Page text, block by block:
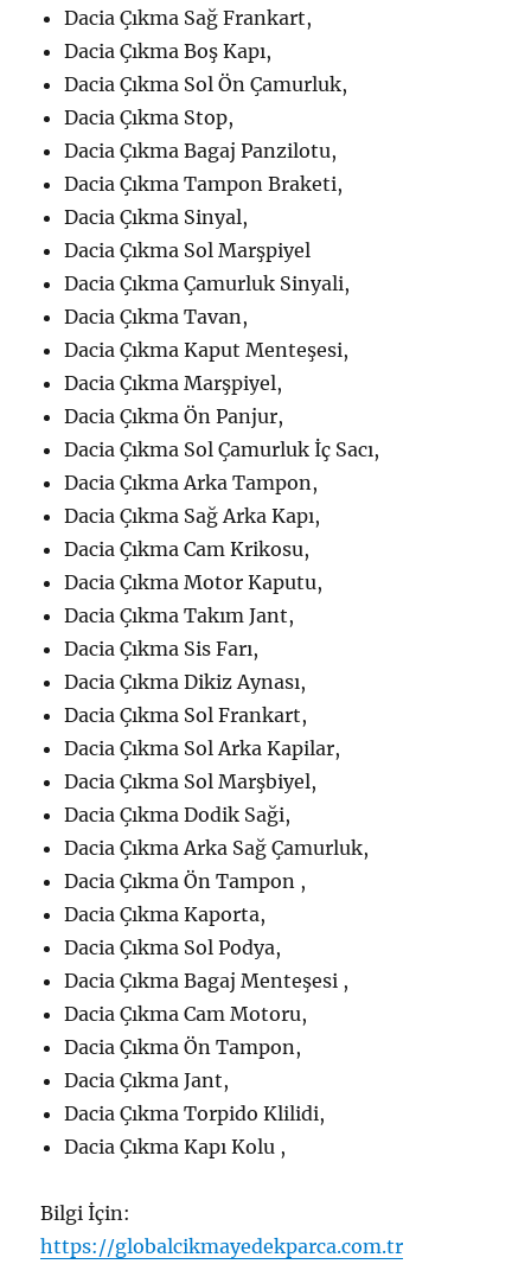
Dacia Çıkma Sağ Frankart,
Dacia Çıkma Boş Kapı,
Dacia Çıkma Sol Ön Çamurluk,
Dacia Çıkma Stop,
Dacia Çıkma Bagaj Panzilotu,
Dacia Çıkma Tampon Braketi,
Dacia Çıkma Sinyal,
Dacia Çıkma Sol Marşpiyel
Dacia Çıkma Çamurluk Sinyali,
Dacia Çıkma Tavan,
Dacia Çıkma Kaput Menteşesi,
Dacia Çıkma Marşpiyel,
Dacia Çıkma Ön Panjur,
Dacia Çıkma Sol Çamurluk İç Sacı,
Dacia Çıkma Arka Tampon,
Dacia Çıkma Sağ Arka Kapı,
Dacia Çıkma Cam Krikosu,
Dacia Çıkma Motor Kaputu,
Dacia Çıkma Takım Jant,
Dacia Çıkma Sis Farı,
Dacia Çıkma Dikiz Aynası,
Dacia Çıkma Sol Frankart,
Dacia Çıkma Sol Arka Kapilar,
Dacia Çıkma Sol Marşbiyel,
Dacia Çıkma Dodik Saği,
Dacia Çıkma Arka Sağ Çamurluk,
Dacia Çıkma Ön Tampon ,
Dacia Çıkma Kaporta,
Dacia Çıkma Sol Podya,
Dacia Çıkma Bagaj Menteşesi ,
Dacia Çıkma Cam Motoru,
Dacia Çıkma Ön Tampon,
Dacia Çıkma Jant,
Dacia Çıkma Torpido Klilidi,
Dacia Çıkma Kapı Kolu ,
Bilgi İçin:
https://globalcikmayedekparca.com.tr